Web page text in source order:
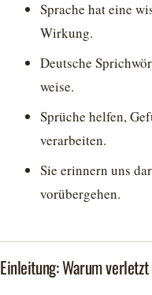
Sprache hat eine
Wirkung.
Deutsche
weise.
Sprüche helfen,
verarbeiten.
Sie erinnern uns
vorübergehen.
Einleitung: Warum